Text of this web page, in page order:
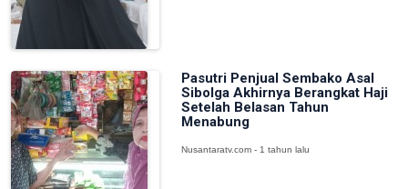
Pasutri Penjual Sembako Asal
Sibolga Akhirnya Berangkat Haji
Setelah Belasan Tahun
Menabung
Nusantaratv.com - 1 tahun lalu